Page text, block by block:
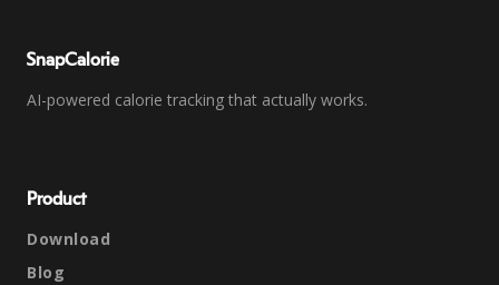
SnapCalorie
AI-powered calorie tracking that actually works.
Product
Download
Blog